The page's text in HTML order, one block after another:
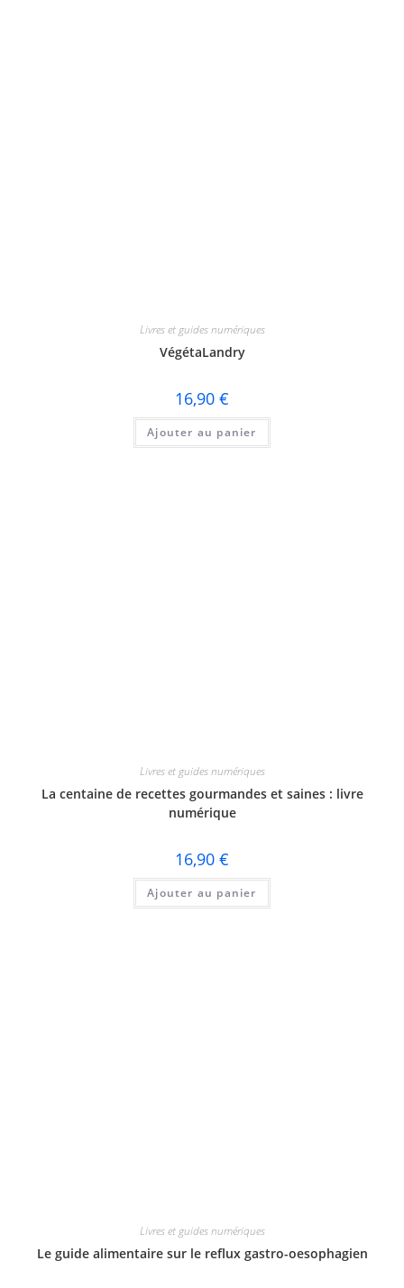
Livres et guides numériques
VégétaLandry
16,90 €
Ajouter au panier
Livres et guides numériques
La centaine de recettes gourmandes et saines : livre
numérique
16,90 €
Ajouter au panier
Livres et guides numériques
Le guide alimentaire sur le reflux gastro-oesophagien